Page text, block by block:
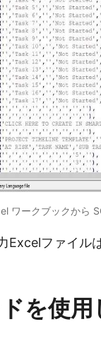
ワークブックから
Excelファイルは
を使